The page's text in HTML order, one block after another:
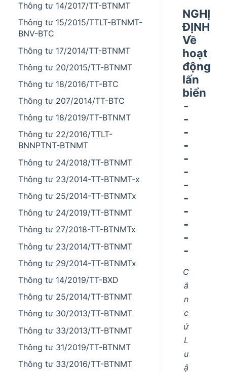
Thông tư 14/2017/TT-BTNMT
Thông tư 15/2015/TTLT-BTNMT-
BNV-BTC
Thông tư 17/2014/TT-BTNMT
Thông tư 20/2015/TT-BTNMT
Thông tư 18/2016/TT-BTC
Thông tư 207/2014/TT-BTC
Thông tư 18/2019/TT-BTNMT
Thông tư 22/2016/TTLT-
BNNPTNT-BTNMT
Thông tư 24/2018/TT-BTNMT
Thông tư 23/2014-TT-BTNMT-x
Thông tư 25/2014-TT-BTNMTx
Thông tư 24/2019/TT-BTNMT
Thông tư 27/2018-TT-BTNMTx
Thông tư 23/2014/TT-BTNMT
Thông tư 29/2014-TT-BTNMTx
Thông tư 14/2019/TT-BXD
Thông tư 25/2014/TT-BTNMT
Thông tư 30/2013/TT-BTNMT
Thông tư 33/2013/TT-BTNMT
Thông tư 31/2019/TT-BTNMT
Thông tư 33/2016/TT-BTNMT
NGHỊ
ĐỊNH
Về
hoạt
động
lấn
biển
-
-
-
-
-
-
-
-
-
-
-
-
C
ă
n
c
ứ
L
u
ậ